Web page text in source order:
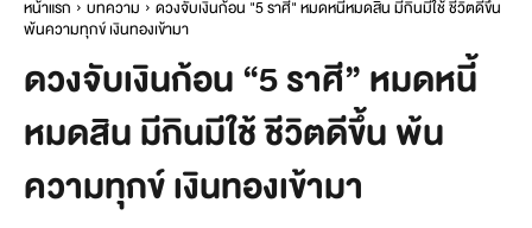
หน้าแรก บทความ
ดวงจับเงินก้อน "5 ราศี" หมดหนี้หมดสิน มีกินมีใช้ ชีวิตดีขึ้น
พ้นความทุกข์ เงินทองเข้ามา
ดวงจับเงินก้อน “5 ราศี” หมดหนี้
หมดสิน มีกินมีใช้ ชีวิตดีขึ้น พ้น
ความทุกข์ เงินทองเข้ามา